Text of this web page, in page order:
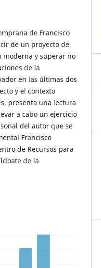
de Francisco
de un proyecto de
y superar no
de la
en las últimas dos
y el contexto
presenta una lectura
a cabo un ejercicio
del autor que se
Francisco
de Recursos para
de la